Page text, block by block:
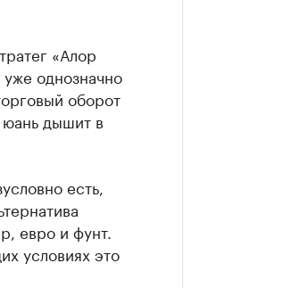
«Алор
однозначно
оборот
юань дышит в
есть,
евро и фунт.
условиях это